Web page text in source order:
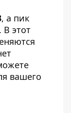
, а пик
. В этот
вашего